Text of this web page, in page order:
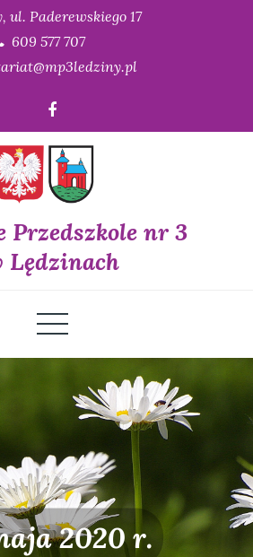
ul. Paderewskiego 17
609 577 707
Przedszkole nr 3
Lędzinach
2020 r.